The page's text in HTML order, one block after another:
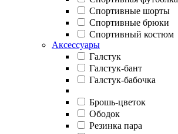
Спортивные шорты
Спортивные брюки
Спортивный костюм
Аксессуары
Галстук
Галстук-бант
Галстук-бабочка
Брошь-цветок
Ободок
Резинка пара